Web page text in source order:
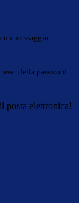
un messaggio
della password
posta elettronica!